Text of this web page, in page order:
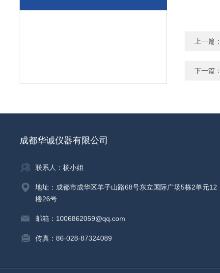
上一篇
下一篇
成都华诚仪器有限公司
联系人：杨小姐
地址：成都市成华区羊子山路68号东立国际广场5栋2单元12
楼26号
邮箱：1006862059@qq.com
传真：86-028-87324089